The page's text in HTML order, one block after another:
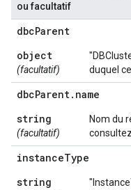
ou facultatif
dbcParent
object
(facultatif)
duquel
dbcParent. name
string
(facultatif)
Nom du
instanceType
string